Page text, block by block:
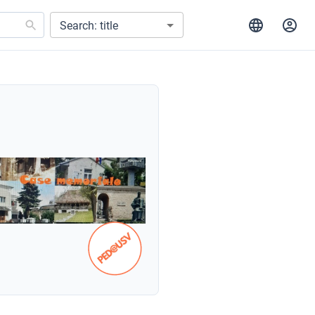
Search: title